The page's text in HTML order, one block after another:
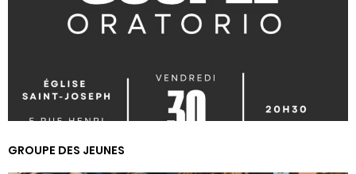
GROUPE DES JEUNES